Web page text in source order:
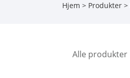
Hjem > Produkter >
Alle produkter